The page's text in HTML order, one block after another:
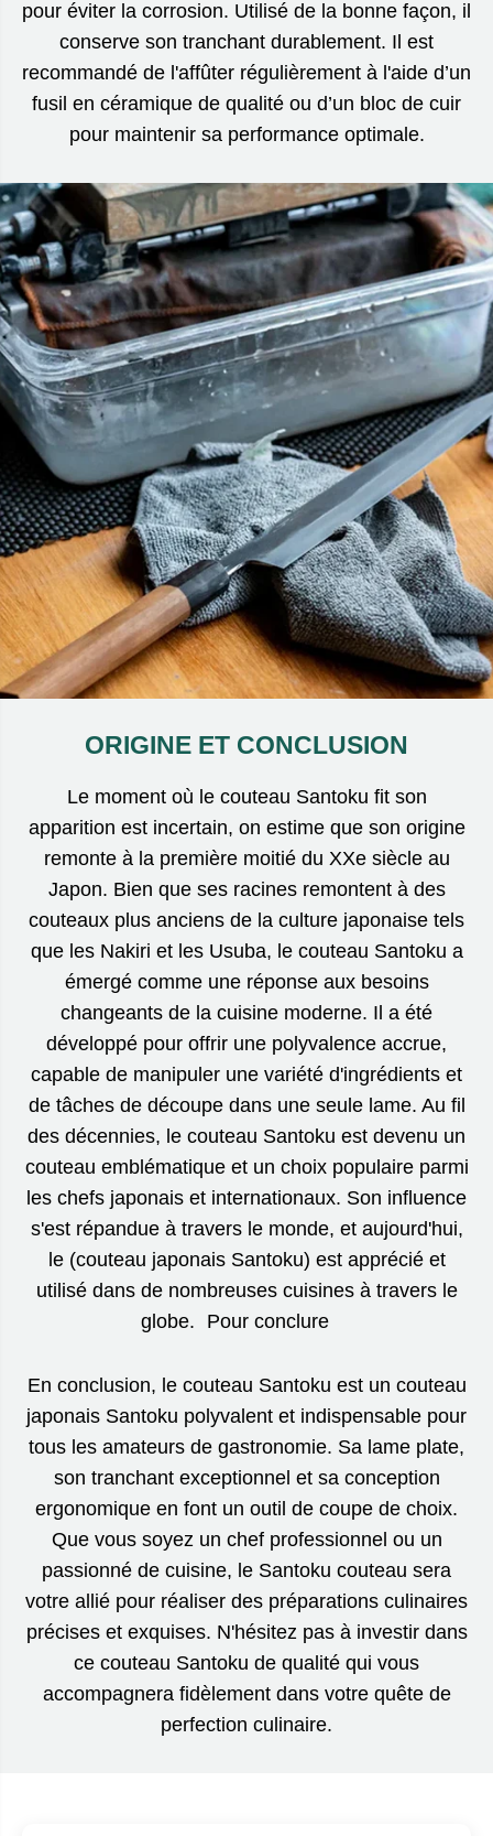
pour éviter la corrosion. Utilisé de la bonne façon, il
conserve son tranchant durablement. Il est
recommandé de l'affûter régulièrement à l'aide d’un
fusil en céramique de qualité ou d’un bloc de cuir
pour maintenir sa performance optimale.
ORIGINE ET CONCLUSION
Le moment où le couteau Santoku fit son
apparition est incertain, on estime que son origine
remonte à la première moitié du XXe siècle au
Japon. Bien que ses racines remontent à des
couteaux plus anciens de la culture japonaise tels
que les Nakiri et les Usuba, le couteau Santoku a
émergé comme une réponse aux besoins
changeants de la cuisine moderne. Il a été
développé pour offrir une polyvalence accrue,
capable de manipuler une variété d'ingrédients et
de tâches de découpe dans une seule lame. Au fil
des décennies, le couteau Santoku est devenu un
couteau emblématique et un choix populaire parmi
les chefs japonais et internationaux. Son influence
s'est répandue à travers le monde, et aujourd'hui,
le (couteau japonais Santoku) est apprécié et
utilisé dans de nombreuses cuisines à travers le
globe. Pour conclure
En conclusion, le couteau Santoku est un couteau
japonais Santoku polyvalent et indispensable pour
tous les amateurs de gastronomie. Sa lame plate,
son tranchant exceptionnel et sa conception
ergonomique en font un outil de coupe de choix.
Que vous soyez un chef professionnel ou un
passionné de cuisine, le Santoku couteau sera
votre allié pour réaliser des préparations culinaires
précises et exquises. N'hésitez pas à investir dans
ce couteau Santoku de qualité qui vous
accompagnera fidèlement dans votre quête de
perfection culinaire.